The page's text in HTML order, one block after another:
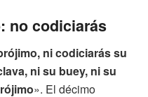
no codiciarás
ni codiciarás su
ni su buey, ni su
». El décimo